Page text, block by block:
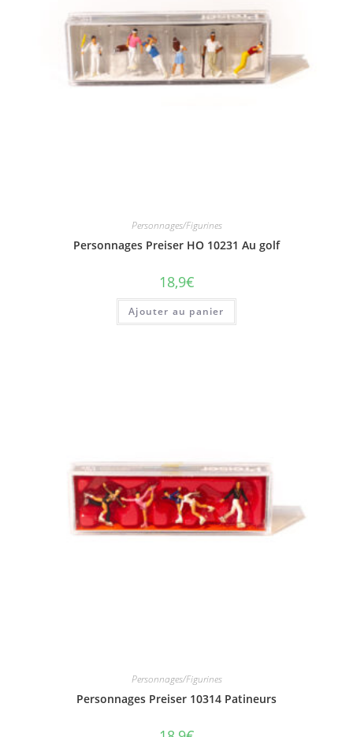
Personnages/Figurines
Personnages Preiser HO 10231 Au golf
18,9€
Ajouter au panier
Personnages/Figurines
Personnages Preiser 10314 Patineurs